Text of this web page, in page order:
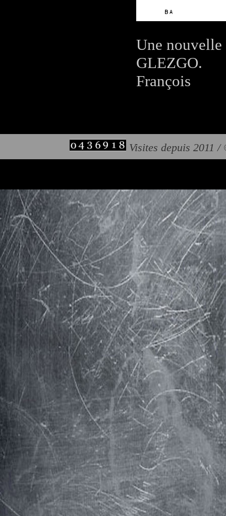
Une nouvelle
GLEZGO.
François
Visites depuis 2011